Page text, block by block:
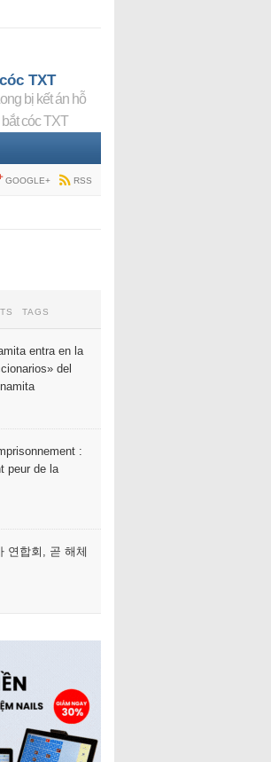
TXT
bị kết án hỗ
cóc TXT
GOOGLE+ RSS
TAGS
entra en la
del
:
peur de la
연합회, 곧 해체